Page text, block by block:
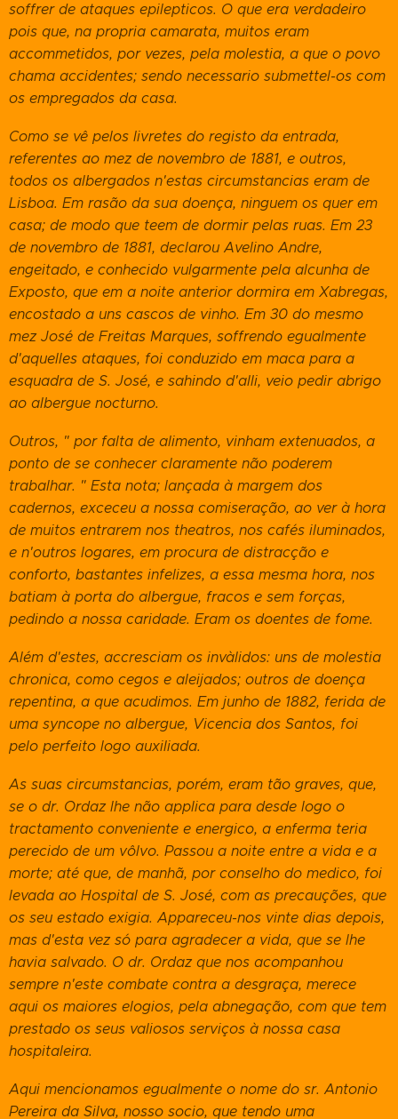
soffrer de ataques epilepticos. O que era verdadeiro
pois que, na propria camarata, muitos eram
accommetidos, por vezes, pela molestia, a que o povo
chama accidentes; sendo necessario submettel-os com
os empregados da casa.
Como se vê pelos livretes do registo da entrada,
referentes ao mez de novembro de 1881, e outros,
todos os albergados n'estas circumstancias eram de
Lisboa. Em rasão da sua doença, ninguem os quer em
casa; de modo que teem de dormir pelas ruas. Em 23
de novembro de 1881, declarou Avelino Andre,
engeitado, e conhecido vulgarmente pela alcunha de
Exposto, que em a noite anterior dormira em Xabregas,
encostado a uns cascos de vinho. Em 30 do mesmo
mez José de Freitas Marques, soffrendo egualmente
d'aquelles ataques, foi conduzido em maca para a
esquadra de S. José, e sahindo d'alli, veio pedir abrigo
ao albergue nocturno.
Outros, " por falta de alimento, vinham extenuados, a
ponto de se conhecer claramente não poderem
trabalhar. " Esta nota; lançada à margem dos
cadernos, exceceu a nossa comiseração, ao ver à hora
de muitos entrarem nos theatros, nos cafés iluminados,
e n'outros logares, em procura de distracção e
conforto, bastantes infelizes, a essa mesma hora, nos
batiam à porta do albergue, fracos e sem forças,
pedindo a nossa caridade. Eram os doentes de fome.
Além d'estes, accresciam os invàlidos: uns de molestia
chronica, como cegos e aleijados; outros de doença
repentina, a que acudimos. Em junho de 1882, ferida de
uma syncope no albergue, Vicencia dos Santos, foi
pelo perfeito logo auxiliada.
As suas circumstancias, porém, eram tão graves, que,
se o dr. Ordaz lhe não applica para desde logo o
tractamento conveniente e energico, a enferma teria
perecido de um vôlvo. Passou a noite entre a vida e a
morte; até que, de manhã, por conselho do medico, foi
levada ao Hospital de S. José, com as precauções, que
os seu estado exigia. Appareceu-nos vinte dias depois,
mas d'esta vez só para agradecer a vida, que se lhe
havia salvado. O dr. Ordaz que nos acompanhou
sempre n'este combate contra a desgraça, merece
aqui os maiores elogios, pela abnegação, com que tem
prestado os seus valiosos serviços à nossa casa
hospitaleira.
Aqui mencionamos egualmente o nome do sr. Antonio
Pereira da Silva, nosso socio, que tendo uma